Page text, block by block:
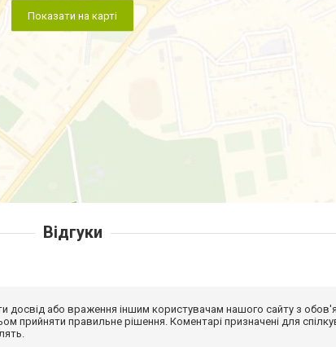
Показати на карті
Відгуки
досвід або враження іншим користувачам нашого сайту з
прийняти правильне рішення. Коментарі призначені для